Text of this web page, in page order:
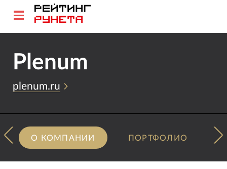
Plenum
plenum.ru
О КОМПАНИИ ПОРТФОЛИО